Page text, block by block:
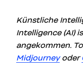
Künstliche
Intelligence (AI)
angekommen.
Midjourneyoder